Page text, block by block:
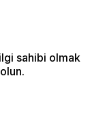
sahibi olmak